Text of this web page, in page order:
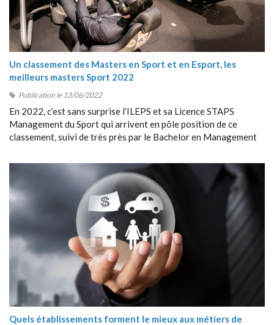
Un classement des Masters en Sport et en Esport, les
meilleurs masters Sport 2022
Publication le 13/06/2022
En 2022, c’est sans surprise l’ILEPS et sa Licence STAPS
Management du Sport qui arrivent en pôle position de ce
classement, suivi de très près par le Bachelor en Management
Quels établissements forment le mieux aux métiers de